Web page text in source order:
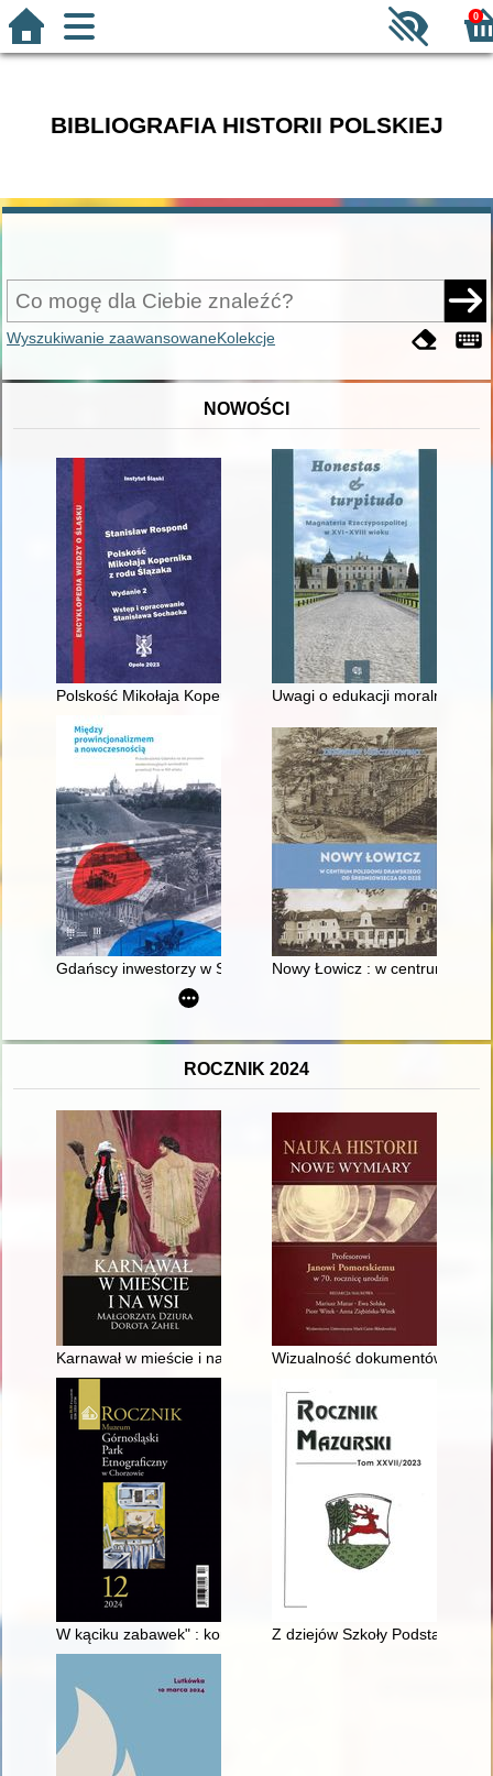
0
BIBLIOGRAFIA HISTORII POLSKIEJ
Wyszukiwanie zaawansowaneKolekcje
NOWOŚCI
Polskość Mikołaja Kopernika z rodu ŚlązakaUwagi o edukacji moralnej
Gdańscy inwestorzy w Sopocie : prestiż finansowy i
Nowy Łowicz : w centrum
ROCZNIK 2024
Karnawał w mieście i na wsi Wizualność dokumentów
W kąciku zabawek" : konserwacja, eksponowanie i
Z dziejów Szkoły